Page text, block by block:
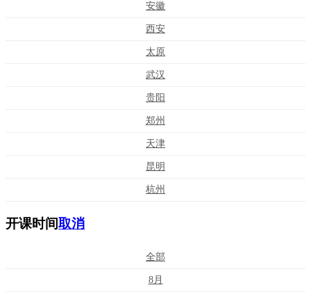
安徽
西安
太原
武汉
贵阳
郑州
天津
昆明
杭州
开课时间取消
全部
8月